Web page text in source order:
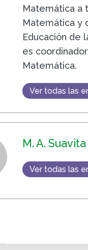
Matemática a
Matemática y
Educación de
es
Matemática.
Ver todas las
M. A. Suavita
Ver todas las